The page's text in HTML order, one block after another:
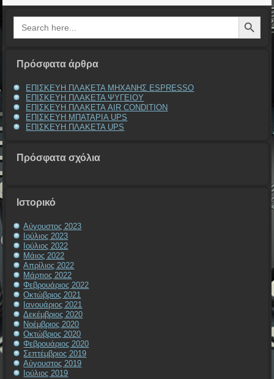
Search
for:
Search Button
Πρόσφατα άρθρα
ΕΠΙΣΚΕΥΗ ΠΛΑΚΕΤΑ ΜΗΧΑΝΗΣ ESPRESSO
ΕΠΙΣΚΕΥΗ ΠΛΑΚΕΤΑ ΨΥΓΕΙΟΥ
ΕΠΙΣΚΕΥΗ ΠΛΑΚΕΤΑ AIR CONDITION
ΕΠΙΣΚΕΥΗ ΜΠΑΤΑΡΙΑ UPS
ΕΠΙΣΚΕΥΗ ΠΛΑΚΕΤΑ UPS
Πρόσφατα σχόλια
Ιστορικό
Αύγουστος 2023
Ιούλιος 2023
Ιούλιος 2022
Μάιος 2022
Απρίλιος 2022
Μάρτιος 2022
Φεβρουάριος 2022
Οκτώβριος 2021
Ιανουάριος 2021
Δεκέμβριος 2020
Νοέμβριος 2020
Οκτώβριος 2020
Φεβρουάριος 2020
Σεπτέμβριος 2019
Αύγουστος 2019
Ιούλιος 2019